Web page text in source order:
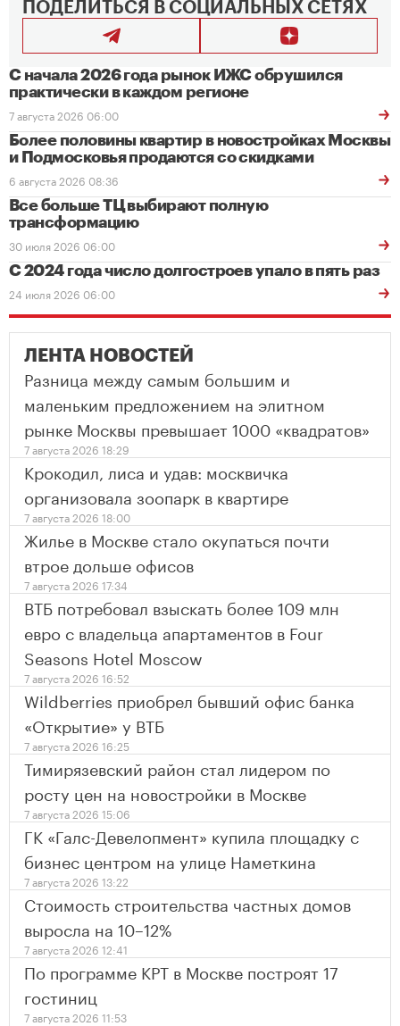
ПОДЕЛИТЬСЯ В СОЦИАЛЬНЫХ СЕТЯХ
С начала 2026 года рынок ИЖС обрушился
практически в каждом регионе
7 августа 2026 06:00
Более половины квартир в новостройках Москвы
и Подмосковья продаются со скидками
6 августа 2026 08:36
Все больше ТЦ выбирают полную
трансформацию
30 июля 2026 06:00
С 2024 года число долгостроев упало в пять раз
24 июля 2026 06:00
ЛЕНТА НОВОСТЕЙ
Разница между самым большим и
маленьким предложением на элитном
рынке Москвы превышает 1000 «квадратов»
7 августа 2026 18:29
Крокодил, лиса и удав: москвичка
организовала зоопарк в квартире
7 августа 2026 18:00
Жилье в Москве стало окупаться почти
втрое дольше офисов
7 августа 2026 17:34
ВТБ потребовал взыскать более 109 млн
евро с владельца апартаментов в Four
Seasons Hotel Moscow
7 августа 2026 16:52
Wildberries приобрел бывший офис банка
«Открытие» у ВТБ
7 августа 2026 16:25
Тимирязевский район стал лидером по
росту цен на новостройки в Москве
7 августа 2026 15:06
ГК «Галс-Девелопмент» купила площадку с
бизнес центром на улице Наметкина
7 августа 2026 13:22
Стоимость строительства частных домов
выросла на 10–12%
7 августа 2026 12:41
По программе КРТ в Москве построят 17
гостиниц
7 августа 2026 11:53